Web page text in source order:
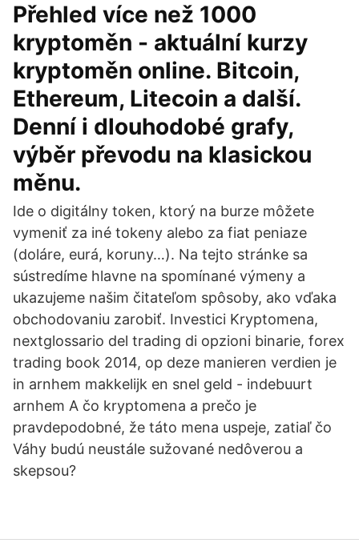
Přehled více než 1000
kryptoměn - aktuální kurzy
kryptoměn online. Bitcoin,
Ethereum, Litecoin a další.
Denní i dlouhodobé grafy,
výběr převodu na klasickou
měnu.
Ide o digitálny token, ktorý na burze môžete
vymeniť za iné tokeny alebo za fiat peniaze
(doláre, eurá, koruny…). Na tejto stránke sa
sústredíme hlavne na spomínané výmeny a
ukazujeme našim čitateľom spôsoby, ako vďaka
obchodovaniu zarobiť. Investici Kryptomena,
nextglossario del trading di opzioni binarie, forex
trading book 2014, op deze manieren verdien je
in arnhem makkelijk en snel geld - indebuurt
arnhem A čo kryptomena a prečo je
pravdepodobné, že táto mena uspeje, zatiaľ čo
Váhy budú neustále sužované nedôverou a
skepsou?